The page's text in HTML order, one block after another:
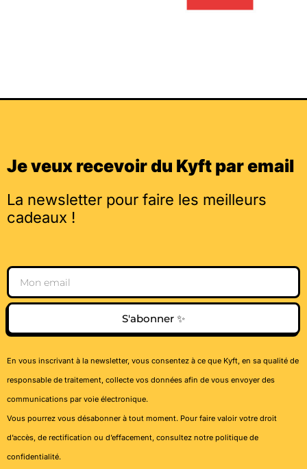
Je veux recevoir du Kyft par email
La newsletter pour faire les meilleurs
cadeaux !
Email
S'abonner ✨
En vous inscrivant à la newsletter, vous consentez à ce que Kyft, en sa qualité de
responsable de traitement, collecte vos données afin de vous envoyer des
communications par voie électronique.
Vous pourrez vous désabonner à tout moment. Pour faire valoir votre droit
d’accès, de rectification ou d’effacement, consultez notre politique de
confidentialité.